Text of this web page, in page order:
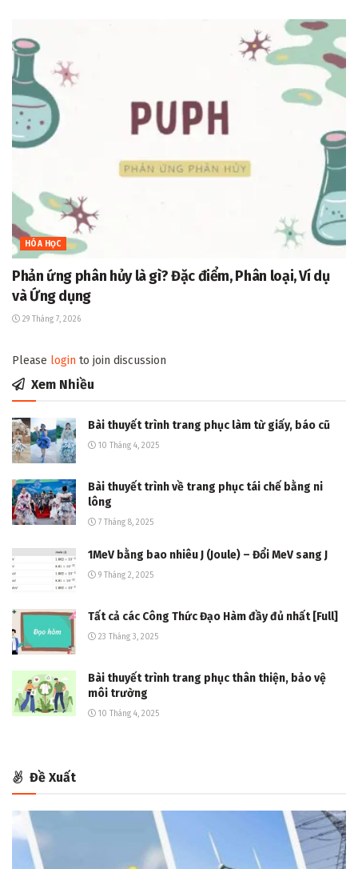
HÓA HỌC
Phản ứng phân hủy là gì? Đặc điểm, Phân loại, Ví dụ
và Ứng dụng
29 Tháng 7, 2026
Please login to join discussion
Xem Nhiều
Bài thuyết trình trang phục làm từ giấy, báo cũ
10 Tháng 4, 2025
Bài thuyết trình về trang phục tái chế bằng ni
lông
7 Tháng 8, 2025
1MeV bằng bao nhiêu J (Joule) – Đổi MeV sang J
9 Tháng 2, 2025
Tất cả các Công Thức Đạo Hàm đầy đủ nhất [Full]
23 Tháng 3, 2025
Bài thuyết trình trang phục thân thiện, bảo vệ
môi trường
10 Tháng 4, 2025
Đề Xuất